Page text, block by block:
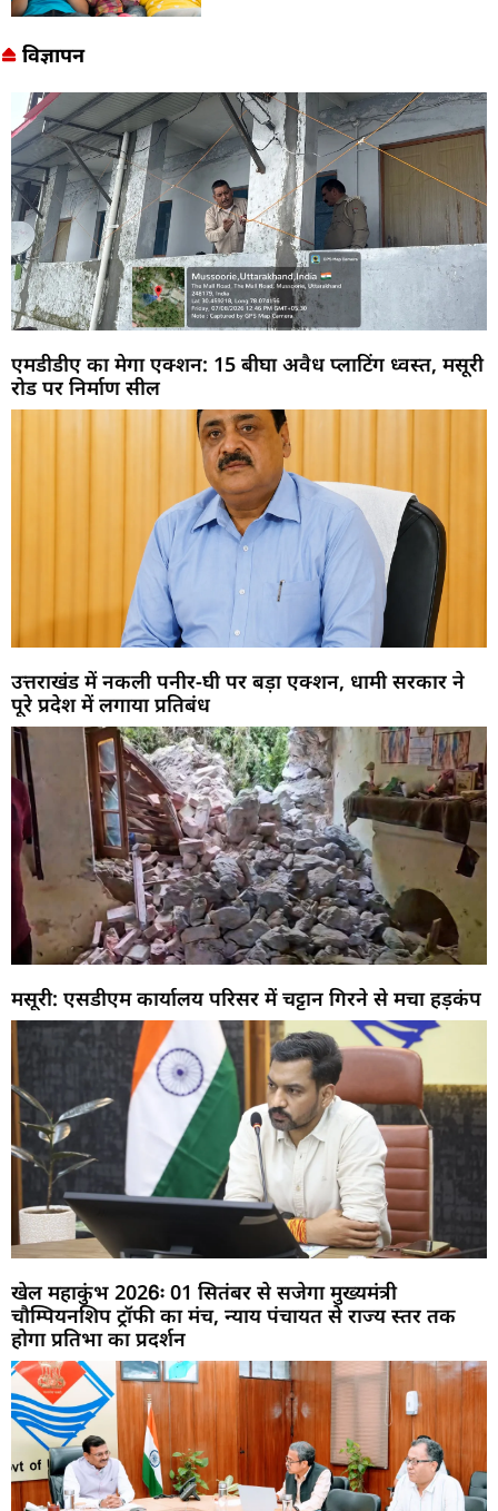
विज्ञापन
एमडीडीए का मेगा एक्शन: 15 बीघा अवैध प्लाटिंग ध्वस्त, मसूरी
रोड पर निर्माण सील
उत्तराखंड में नकली पनीर-घी पर बड़ा एक्शन, धामी सरकार ने
पूरे प्रदेश में लगाया प्रतिबंध
मसूरी: एसडीएम कार्यालय परिसर में चट्टान गिरने से मचा हड़कंप
खेल महाकुंभ 2026ः 01 सितंबर से सजेगा मुख्यमंत्री
चौम्पियनशिप ट्रॉफी का मंच, न्याय पंचायत से राज्य स्तर तक
होगा प्रतिभा का प्रदर्शन